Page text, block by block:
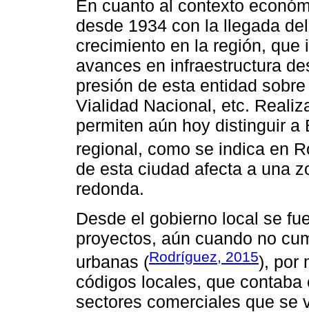
En cuanto al contexto
desde 1934 con la llegada
crecimiento en la región,
avances en infraestructura
presión de esta entidad
Vialidad Nacional, etc.
permiten aún hoy distinguir
regional, como se indica en
de esta ciudad afecta a una
redonda.
Desde el gobierno local se
proyectos, aún cuando no
urbanas (Rodríguez, 2015), por
códigos locales, que
sectores comerciales que se